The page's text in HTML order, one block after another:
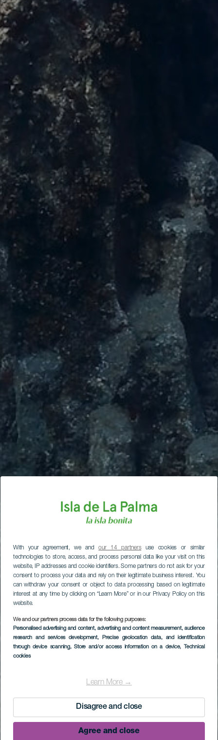
With your agreement, we andour 14 partnersuse cookies or similar
technologies to store, access, and process personal data like your visit on this
website, IP addresses and cookie identifiers. Some partners do not ask for your
consent to process your data and rely on their legitimate business interest. You
can withdraw your consent or object to data processing based on legitimate
interest at any time by clicking on “Learn More” or in our Privacy Policy on this
website.
We and our partners process data for the following purposes:
Personalised advertising and content, advertising and content measurement, audience
research and services development, Precise geolocation data, and identification
through device scanning, Store and/or access information on a device, Technical
cookies
Learn More →
Disagree and close
Agree and close